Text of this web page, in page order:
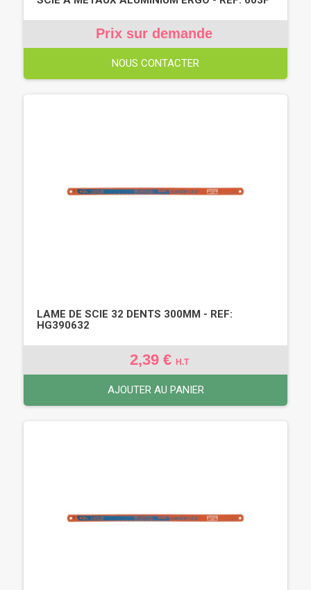
Prix sur demande
NOUS CONTACTER
LAME DE SCIE 32 DENTS 300MM - REF:
HG390632
2,39 € H.T
AJOUTER AU PANIER